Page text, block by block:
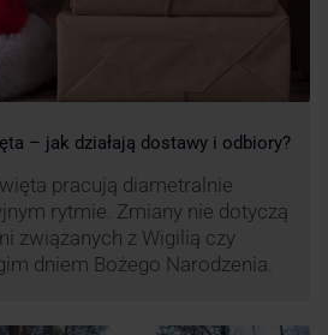
– jak działają dostawy i odbiory?
pracują diametralnie
rytmie. Zmiany nie dotyczą
związanych z Wigilią czy
dniem Bożego Narodzenia.